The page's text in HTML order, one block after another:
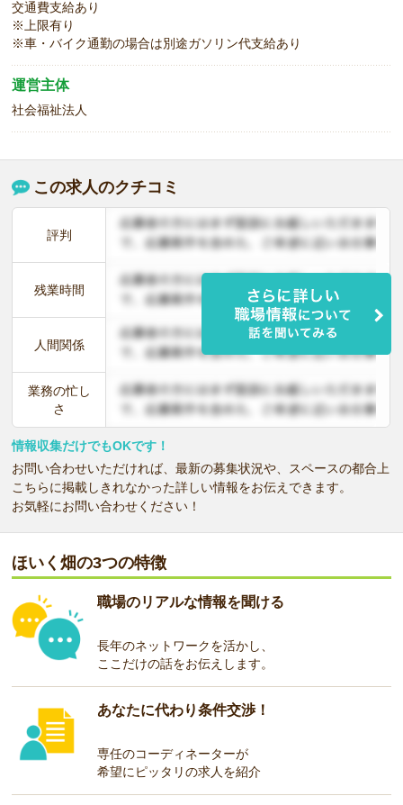
交通費支給あり
※上限有り
※車・バイク通勤の場合は別途ガソリン代支給あり
運営主体
社会福祉法人
この求人のクチコミ
評判
残業時間
人間関係
業務の忙し
さ
情報収集だけでもOKです！
お問い合わせいただければ、最新の募集状況や、スペースの都合上
こちらに掲載しきれなかった詳しい情報をお伝えできます。
お気軽にお問い合わせください！
ほいく畑の3つの特徴
職場のリアルな情報を聞ける
長年のネットワークを活かし、
ここだけの話をお伝えします。
あなたに代わり条件交渉！
専任のコーディネーターが
希望にピッタリの求人を紹介